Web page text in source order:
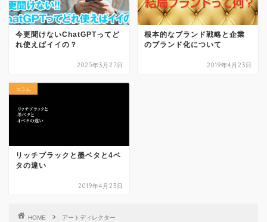
今更聞けないChatGPTってど
れ使えばイイの？
2025年3月27日
根本的なブランド戦略と企業
のブランド化について
2019年4月23日
コラム
リッチブラックと墨ベタと4ベ
タの違い
2019年4月23日
HOME アートディレクター